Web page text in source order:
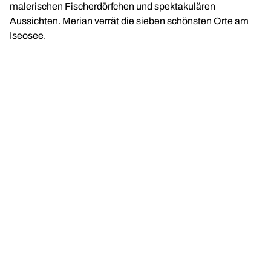
malerischen Fischerdörfchen und spektakulären
Aussichten. Merian verrät die sieben schönsten Orte am
Iseosee.